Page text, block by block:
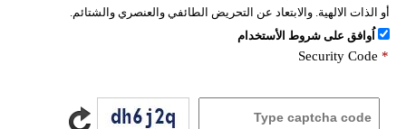
أو الذات الالهية. والابتعاد عن التحريض الطائفي والعنصري والشتائم.
اُوافق على شروط الأستخدام
Security Code *